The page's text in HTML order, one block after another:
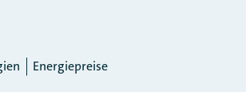
Energiepreise